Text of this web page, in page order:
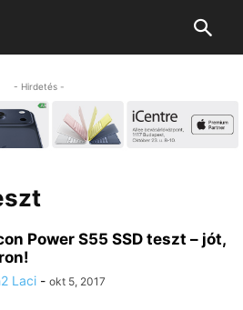
- Hirdetés -
Power S55 SSD teszt – jót,
Laci - okt 5, 2017